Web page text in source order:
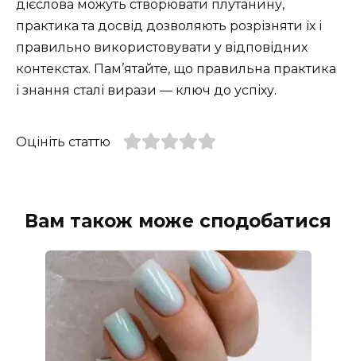
дієслова можуть створювати плутанину,
практика та досвід дозволяють розрізняти їх і
правильно використовувати у відповідних
контекстах. Пам’ятайте, що правильна практика
і знання сталі вирази — ключ до успіху.
Оцініть статтю
Вам також може сподобатися